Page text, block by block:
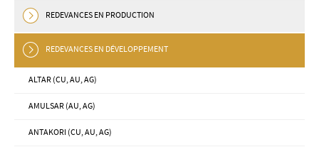
REDEVANCES EN PRODUCTION
REDEVANCES EN DÉVELOPPEMENT
ALTAR (CU, AU, AG)
AMULSAR (AU, AG)
ANTAKORI (CU, AU, AG)